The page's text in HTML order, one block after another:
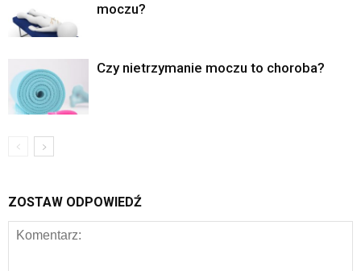
moczu?
Czy nietrzymanie moczu to choroba?
ZOSTAW ODPOWIEDŹ